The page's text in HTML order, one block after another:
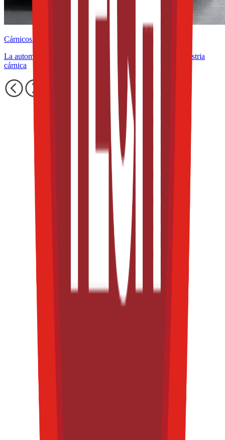
Cárnicos y alternativas plant-based
La automatización como aliada de la rentabilidad en la industria
cárnica